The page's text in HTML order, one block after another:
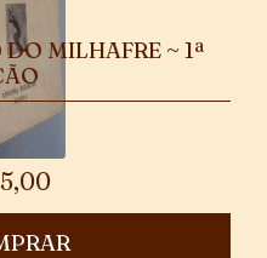
MILHAFRE ~ 1ª